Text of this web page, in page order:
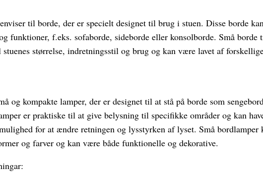
til borde, der er specielt designet til brug i stuen. Disse borde
funktioner, f.eks. sofaborde, sideborde eller konsolborde. Små borde
størrelse, indretningsstil og brug og kan være lavet af
og kompakte lamper, der er designet til at stå på borde som
er praktiske til at give belysning til specifikke områder og kan
for at ændre retningen og lysstyrken af ​​lyset. Små bordlamper
og farver og kan være både funktionelle og dekorative.